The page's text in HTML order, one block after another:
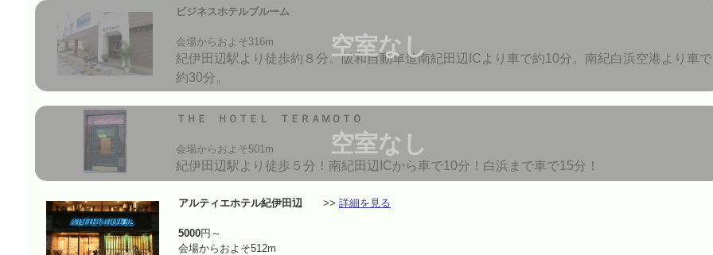
空室なし
ビジネスホテルブルーム
会場からおよそ316m
紀伊田辺駅より徒歩約８分。阪和自動車道南紀田辺ICより車で約10分。南紀白浜空港より車で
約30分。
空室なし
ＴＨＥ ＨＯＴＥＬ ＴＥＲＡＭＯＴＯ
会場からおよそ501m
紀伊田辺駅より徒歩５分！南紀田辺ICから車で10分！白浜まで車で15分！
アルティエホテル紀伊田辺 >> 詳細を見る
5000円～
会場からおよそ512m